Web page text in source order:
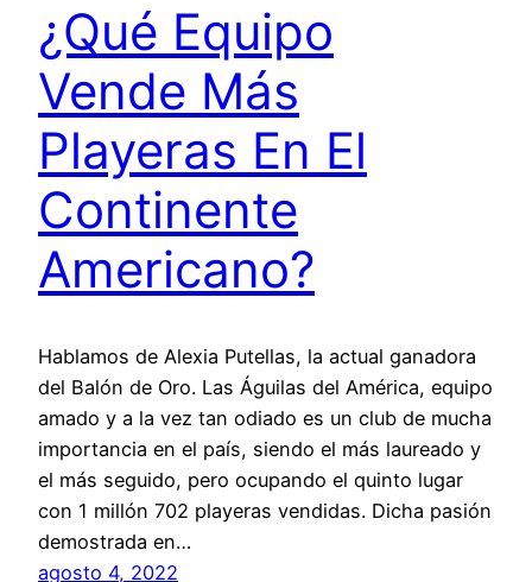
¿Qué Equipo
Vende Más
Playeras En El
Continente
Americano?
Hablamos de Alexia Putellas, la actual ganadora
del Balón de Oro. Las Águilas del América, equipo
amado y a la vez tan odiado es un club de mucha
importancia en el país, siendo el más laureado y
el más seguido, pero ocupando el quinto lugar
con 1 millón 702 playeras vendidas. Dicha pasión
demostrada en…
agosto 4, 2022